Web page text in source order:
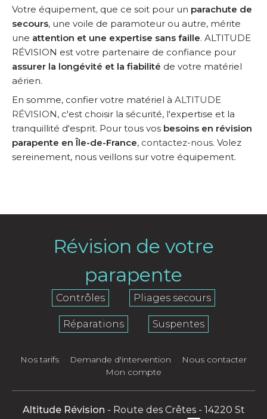
Votre équipement, que ce soit pour un parachute de
secours, une voile de paramoteur ou autre, mérite
une attention et une expertise sans faille. ALTITUDE
RÉVISION est votre partenaire de confiance pour
assurer la longévité et la fiabilité de votre matériel
aérien.
En somme, confier votre matériel à ALTITUDE
RÉVISION, c'est choisir la sécurité, l'expertise et la
tranquillité d'esprit. Pour tous vos besoins en révision
parapente en Île-de-France, contactez-nous. Volez
sereinement, nous veillons sur votre équipement.
Révision de votre
parapente
Contrôles Pliages secours
Réparations Suspentes
Nos tarifs Demande d'intervention
Nous contacter
Mon compte
Altitude Révision - Route des Crêtes - 14220 St